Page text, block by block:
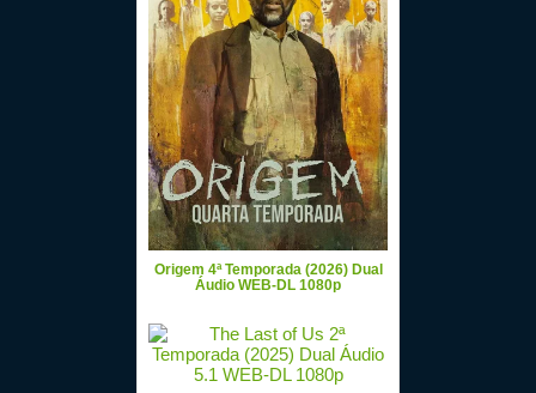
Origem 4ª Temporada (2026) Dual
Áudio WEB-DL 1080p